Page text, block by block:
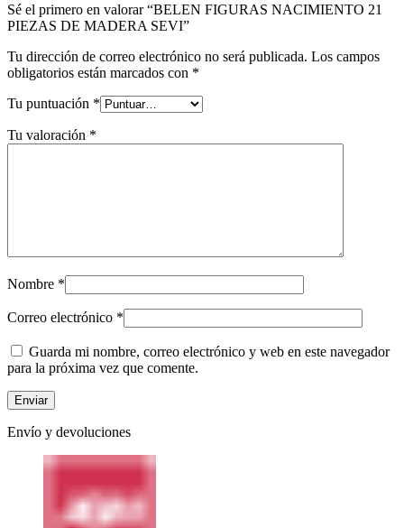
Sé el primero en valorar “BELEN FIGURAS NACIMIENTO 21
PIEZAS DE MADERA SEVI”
Tu dirección de correo electrónico no será publicada. Los campos
obligatorios están marcados con *
Tu puntuación *
Tu valoración *
Nombre *
Correo electrónico *
Guarda mi nombre, correo electrónico y web en este navegador
para la próxima vez que comente.
Envío y devoluciones